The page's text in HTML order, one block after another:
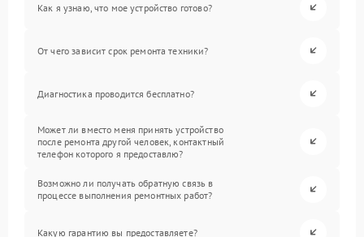
Как я узнаю, что мое устройство готово?
От чего зависит срок ремонта техники?
Диагностика проводится бесплатно?
Может ли вместо меня принять устройство
после ремонта другой человек, контактный
телефон которого я предоставлю?
Возможно ли получать обратную связь в
процессе выполнения ремонтных работ?
Какую гарантию вы предоставляете?